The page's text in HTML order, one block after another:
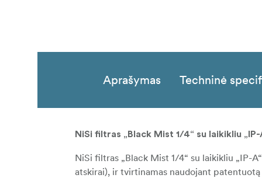
Aprašymas Techninė
NiSi filtras „Black Mist 1/4“ su laikikliu „IP-
NiSi filtras „Black Mist 1/4“ su laikikliu „IP-
atskirai), ir tvirtinamas naudojant